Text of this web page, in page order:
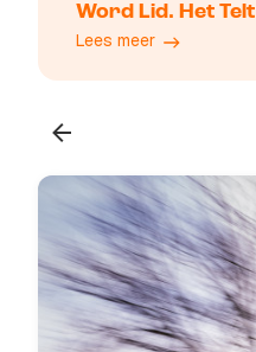
Word Lid. Het Telt
Lees meer